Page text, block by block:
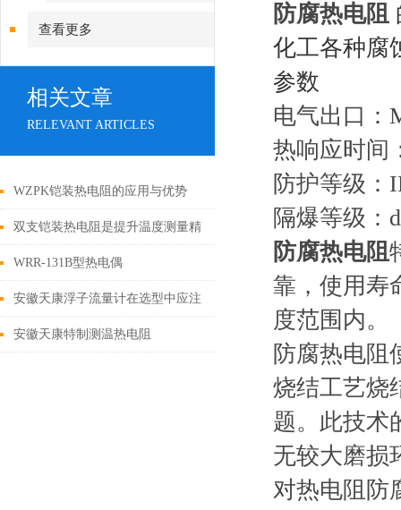
查看更多
相关文章
RELEVANT ARTICLES
WZPK铠装热电阻的应用与优势
双支铠装热电阻是提升温度测量精
确性的关键技术
WRR-131B型热电偶
安徽天康浮子流量计在选型中应注
意事项
安徽天康特制测温热电阻
防腐热电阻
化工各种腐
参数
电气出口：
热响应时间
防护等级：
隔爆等级：
防腐热电阻
靠，使用寿
度范围内。
防腐热电阻
烧结工艺烧
题。此技术
无较大磨损
对热电阻防